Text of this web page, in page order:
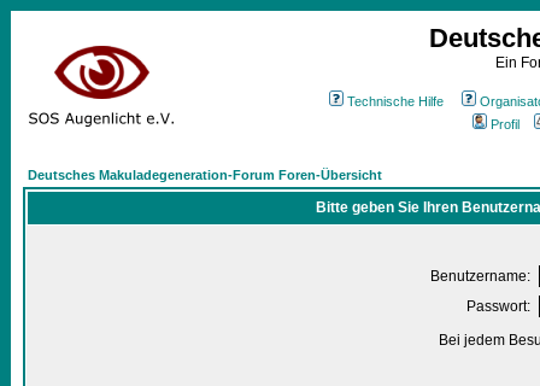
Ein
Technische Hilfe
Profil
Deutsches Makuladegeneration-Forum Foren-Übersicht
Bitte geben Sie Ihren
Benutzername:
Passwort:
Bei jedem